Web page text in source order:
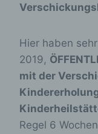
Hier haben
2019,
mit der
Regel 6